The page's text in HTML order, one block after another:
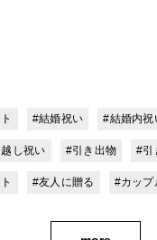
#結婚祝い #結婚内祝
し祝い #引き出物 #引
#友人に贈る #カップ